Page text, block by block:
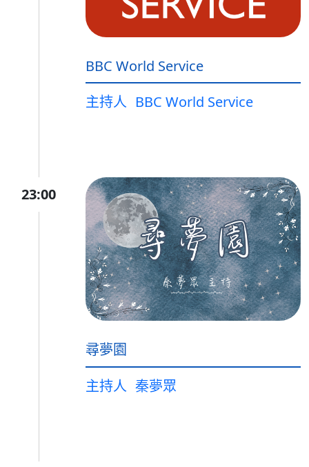
BBC World Service
主持人 BBC World Service
23:00
尋夢園
主持人 秦夢眾